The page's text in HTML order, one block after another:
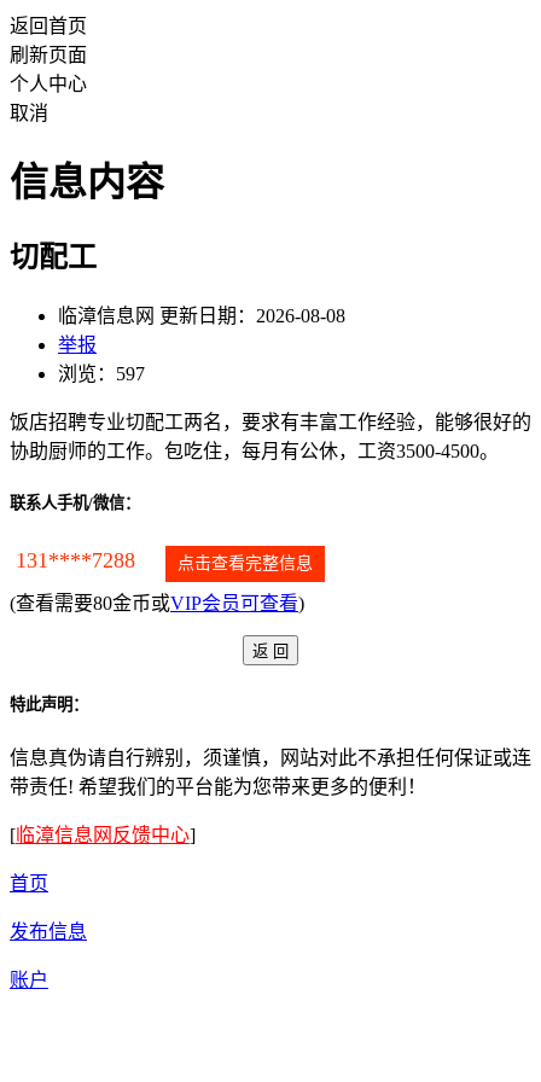
返回首页
刷新页面
个人中心
取消
信息内容
切配工
临漳信息网 更新日期：2026-08-08
举报
浏览：597
饭店招聘专业切配工两名，要求有丰富工作经验，能够很好的
协助厨师的工作。包吃住，每月有公休，工资3500-4500。
联系人手机/微信：
131****7288 点击查看完整信息
(查看需要80金币或VIP会员可查看)
特此声明：
信息真伪请自行辨别，须谨慎，网站对此不承担任何保证或连
带责任! 希望我们的平台能为您带来更多的便利！
[临漳信息网反馈中心]
首页
发布信息
账户